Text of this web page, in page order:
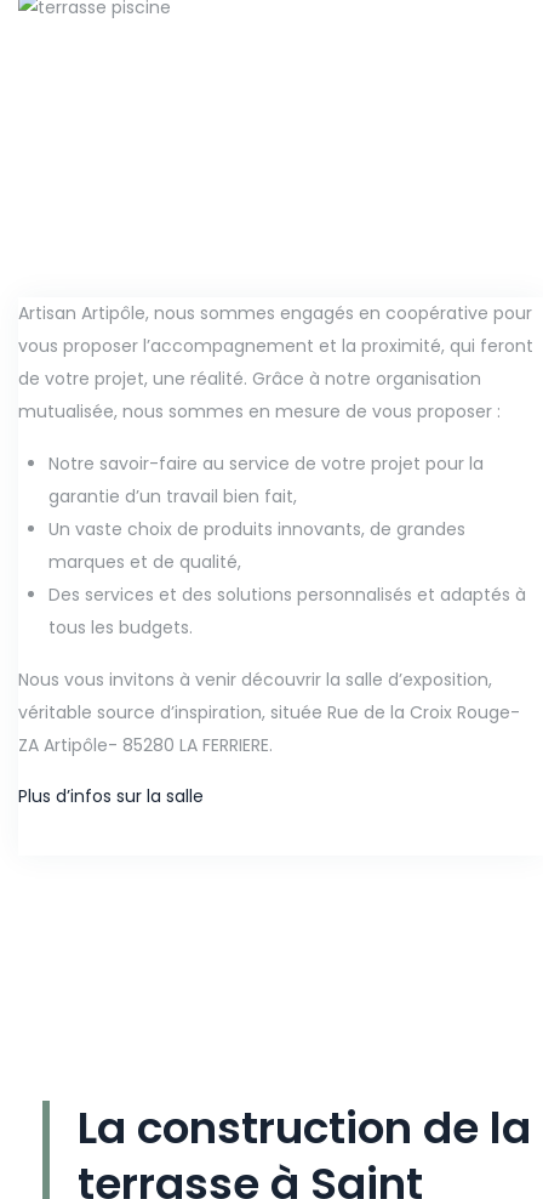
Une nouvelle terrasse
Aménagements extérieurs
Artisan Artipôle, nous sommes engagés en coopérative pour
vous proposer l’accompagnement et la proximité, qui feront
de votre projet, une réalité. Grâce à notre organisation
mutualisée, nous sommes en mesure de vous proposer :
Notre savoir-faire au service de votre projet pour la
garantie d’un travail bien fait,
Un vaste choix de produits innovants, de grandes
marques et de qualité,
Des services et des solutions personnalisés et adaptés à
tous les budgets.
Nous vous invitons à venir découvrir la salle d’exposition,
véritable source d’inspiration, située Rue de la Croix Rouge-
ZA Artipôle- 85280 LA FERRIERE.
Plus d’infos sur la salle
La construction de la
terrasse à Saint